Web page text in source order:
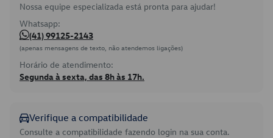
Nossa equipe especializada está pronta para ajudar!
Whatsapp:
(41) 99125-2143
(apenas mensagens de texto, não atendemos ligações)
Horário de atendimento:
Segunda à sexta, das 8h às 17h.
Verifique a compatibilidade
Consulte a compatibilidade fazendo login na sua conta.